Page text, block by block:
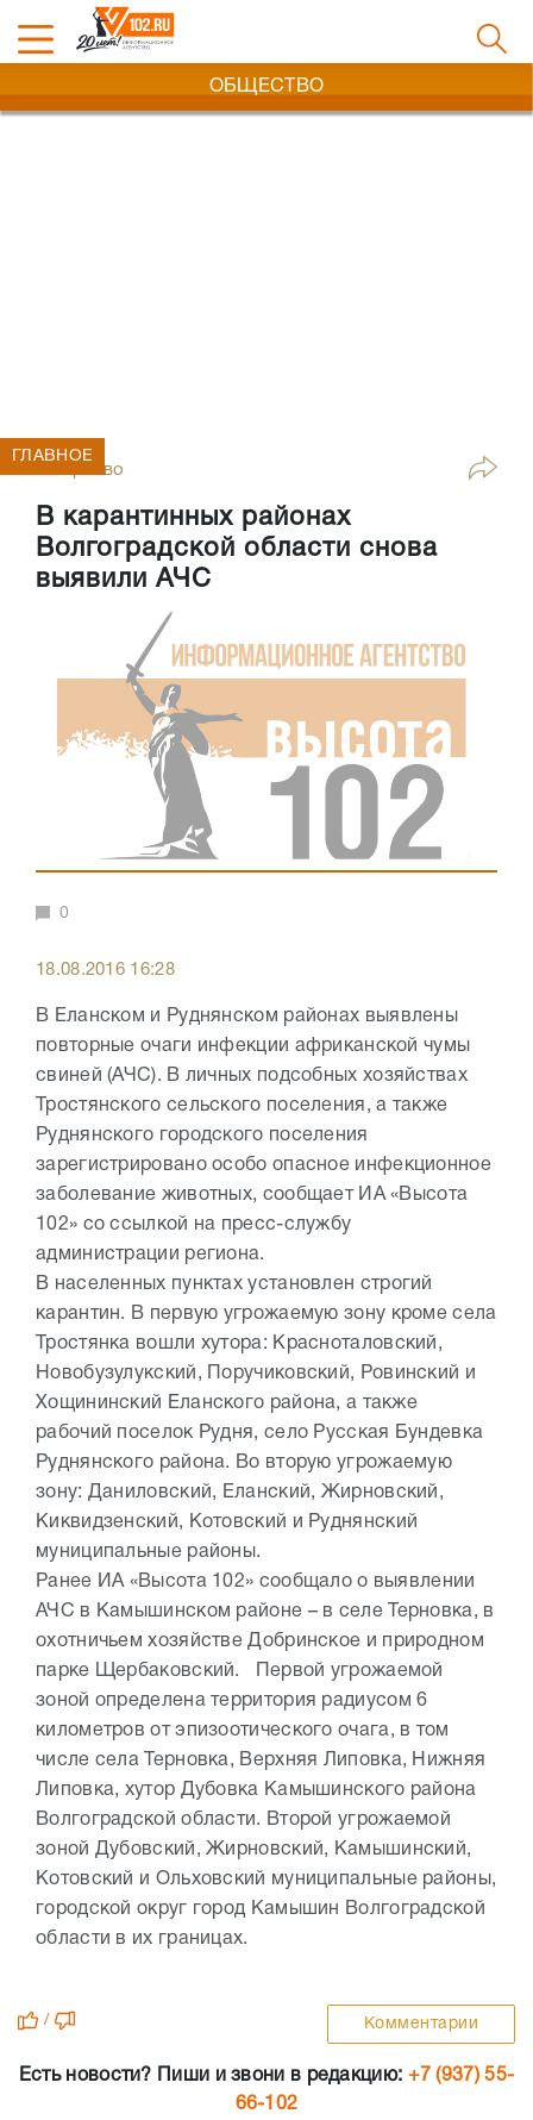
ОБЩЕСТВО
Общество
В карантинных районах
Волгоградской области снова
выявили АЧС
ГЛАВНОЕ
0
18.08.2016 16:28
В Еланском и Руднянском районах выявлены
повторные очаги инфекции африканской чумы
свиней (АЧС). В личных подсобных хозяйствах
Тростянского сельского поселения, а также
Руднянского городского поселения
зарегистрировано особо опасное инфекционное
заболевание животных, сообщает ИА «Высота
102» со ссылкой на пресс-службу
администрации региона.
В населенных пунктах установлен строгий
карантин. В первую угрожаемую зону кроме села
Тростянка вошли хутора: Красноталовский,
Новобузулукский, Поручиковский, Ровинский и
Хощининский Еланского района, а также
рабочий поселок Рудня, село Русская Бундевка
Руднянского района. Во вторую угрожаемую
зону: Даниловский, Еланский, Жирновский,
Киквидзенский, Котовский и Руднянский
муниципальные районы.
Ранее ИА «Высота 102» сообщало о выявлении
АЧС в Камышинском районе – в селе Терновка, в
охотничьем хозяйстве Добринское и природном
парке Щербаковский. Первой угрожаемой
зоной определена территория радиусом 6
километров от эпизоотического очага, в том
числе села Терновка, Верхняя Липовка, Нижняя
Липовка, хутор Дубовка Камышинского района
Волгоградской области. Второй угрожаемой
зоной Дубовский, Жирновский, Камышинский,
Котовский и Ольховский муниципальные районы,
городской округ город Камышин Волгоградской
области в их границах.
/ Комментарии
Есть новости? Пиши и звони в редакцию: +7 (937) 55-
66-102